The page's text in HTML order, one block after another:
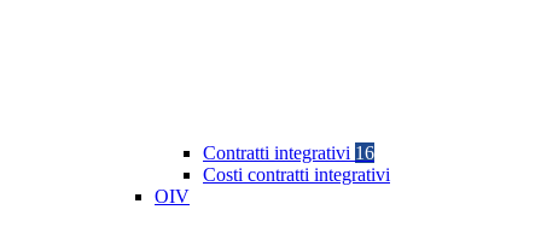
Contratti integrativi 16
Costi contratti integrativi
OIV